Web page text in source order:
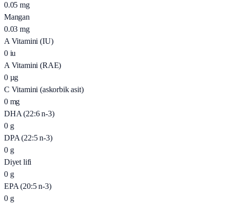
0.05 mg
Mangan
0.03 mg
A Vitamini (IU)
0 iu
A Vitamini (RAE)
0 µg
C Vitamini (askorbik asit)
0 mg
DHA (22:6 n-3)
0 g
DPA (22:5 n-3)
0 g
Diyet lifi
0 g
EPA (20:5 n-3)
0 g